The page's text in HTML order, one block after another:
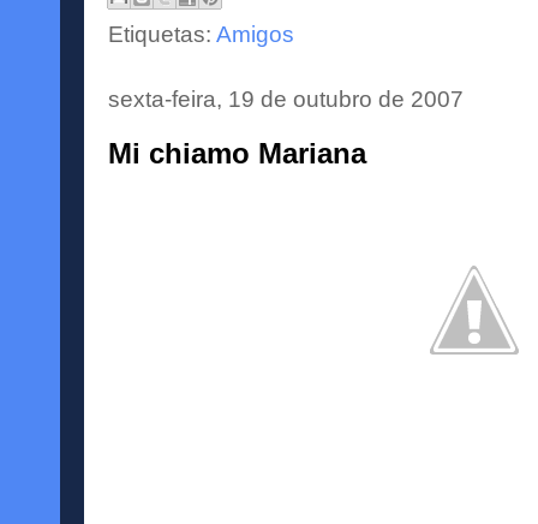
Etiquetas: Amigos
sexta-feira, 19 de outubro de 2007
Mi chiamo Mariana